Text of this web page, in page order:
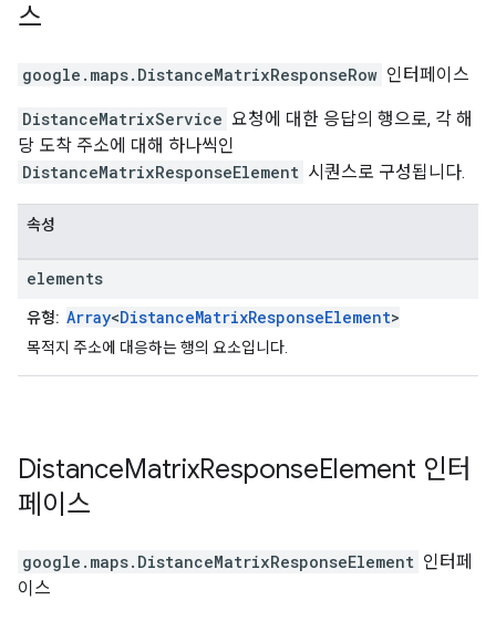
스
google.maps. DistanceMatrixResponseRow 인터페이스
DistanceMatrixService 요청에 대한 응답의 행으로, 각 해
당 도착 주소에 대해 하나씩인
DistanceMatrixResponseElement 시퀀스로 구성됩니다.
속성
elements
유형: Array<DistanceMatrixResponseElement>
목적지 주소에 대응하는 행의 요소입니다.
DistanceMatrixResponseElement 인터
페이스
google.maps. DistanceMatrixResponseElement 인터페
이스